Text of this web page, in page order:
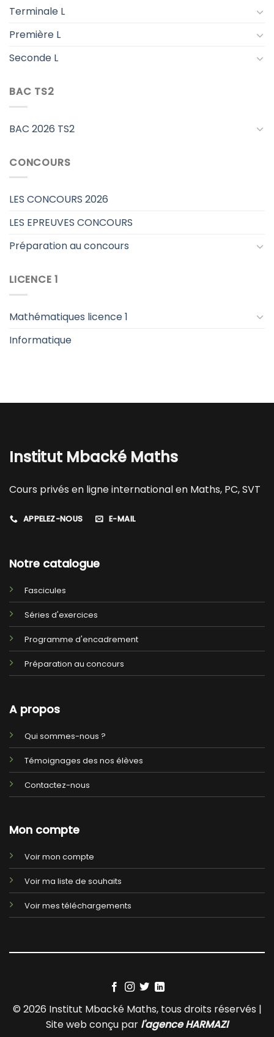
Terminale L
Première L
Seconde L
BAC TS2
BAC 2026 TS2
CONCOURS
LES CONCOURS 2026
LES EPREUVES CONCOURS
Préparation au concours
LICENCE 1
Mathématiques licence 1
Informatique
Institut Mbacké Maths
Cours privés en ligne international en Maths, PC, SVT
APPELEZ-NOUS E-MAIL
Notre catalogue
Fascicules
Séries d'exercices
Programme d'encadrement
Préparation au concours
A propos
Qui sommes-nous ?
Témoignages des nos élèves
Contactez-nous
Mon compte
Voir mon compte
Voir ma liste de souhaits
Voir mes téléchargements
© 2026 Institut Mbacké Maths, tous droits réservés |
Site web conçu par l'agence HARMAZI